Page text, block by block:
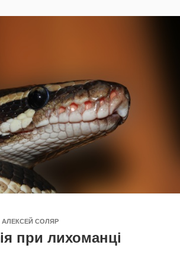
АЛЕКСЕЙ СОЛЯР
при лихоманці